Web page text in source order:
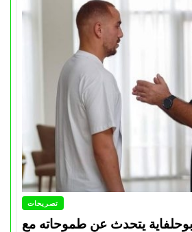
تصريحات
يتحدث عن طموحاته مع